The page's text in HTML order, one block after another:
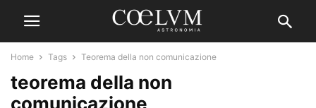
Home Tags Teorema della non comunicazione
teorema della non
comunicazione